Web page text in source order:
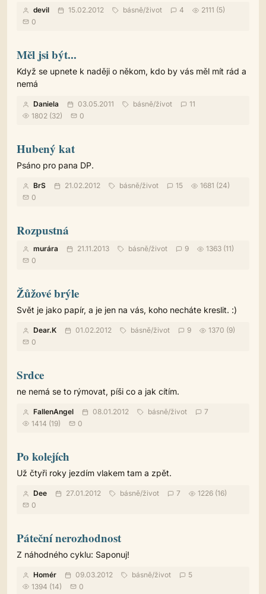
devil 15.02.2012 básně/život 4
2111 (5)
0
Měl jsi být...
Když se upnete k naději o někom, kdo by vás měl mít rád a
nemá
Daniela 03.05.2011 básně/život
11
1802 (32)
0
Hubený kat
Psáno pro pana DP.
BrS 21.02.2012 básně/život 15
1681 (24)
0
Rozpustná
murára 21.11.2013 básně/život 9
1363 (11)
0
Žůžové brýle
Svět je jako papír, a je jen na vás, koho necháte kreslit. :)
Dear.K 01.02.2012 básně/život 9
1370 (9)
0
Srdce
ne nemá se to rýmovat, píši co a jak cítím.
FallenAngel 08.01.2012 básně/život
7
1414 (19)
0
Po kolejích
Už čtyři roky jezdím vlakem tam a zpět.
Dee 27.01.2012 básně/život 7
1226 (16)
0
Páteční nerozhodnost
Z náhodného cyklu: Saponuj!
Homér 09.03.2012 básně/život
5
1394 (14)
0